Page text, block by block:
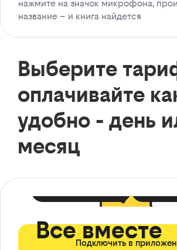
нажмите на значок микрофона,
название – и книга найдется
Выберите
оплачивайте
удобно - день
месяц
Все вместе
Подключить в